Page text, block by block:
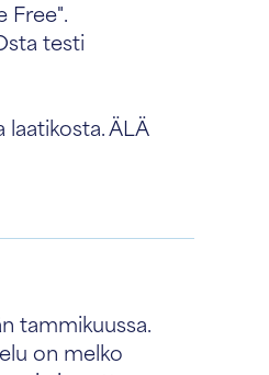
Free".
testi
ÄLÄ
tammikuussa.
on melko